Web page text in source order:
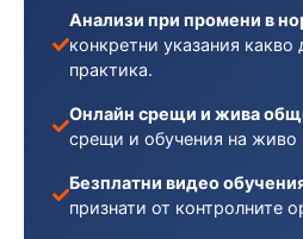
Анализи при промени в
конкретни указания какво
практика.
Онлайн срещи и жива
срещи и обучения на живо
Безплатни видео
признати от контролните